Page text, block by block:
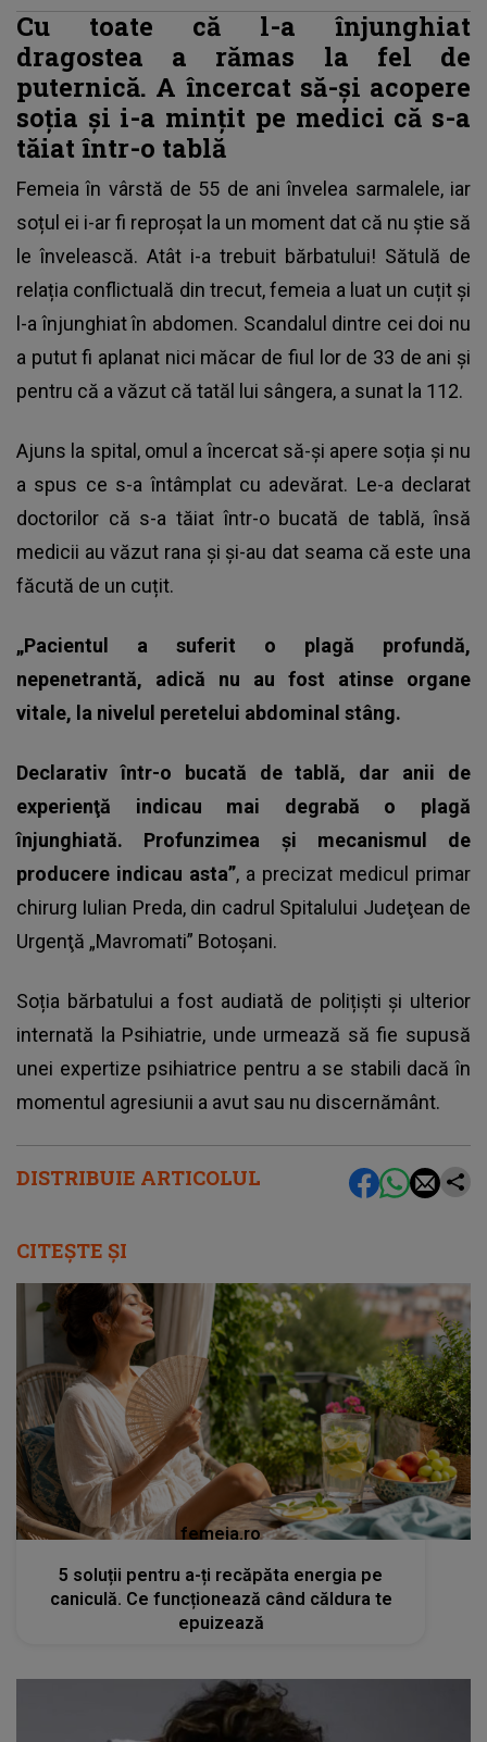
DISTRIBUIE ARTICOLUL
Cu toate că l-a înjunghiat
dragostea a rămas la fel de
puternică. A încercat să-și acopere
soția și i-a mințit pe medici că s-a
tăiat într-o tablă
Femeia în vârstă de 55 de ani învelea sarmalele, iar
soțul ei i-ar fi reproșat la un moment dat că nu știe să
le învelească. Atât i-a trebuit bărbatului! Sătulă de
relația conflictuală din trecut, femeia a luat un cuțit și
l-a înjunghiat în abdomen. Scandalul dintre cei doi nu
a putut fi aplanat nici măcar de fiul lor de 33 de ani și
pentru că a văzut că tatăl lui sângera, a sunat la 112.
Ajuns la spital, omul a încercat să-și apere soția și nu
a spus ce s-a întâmplat cu adevărat. Le-a declarat
doctorilor că s-a tăiat într-o bucată de tablă, însă
medicii au văzut rana și și-au dat seama că este una
făcută de un cuțit.
„Pacientul a suferit o plagă profundă,
nepenetrantă, adică nu au fost atinse organe
vitale, la nivelul peretelui abdominal stâng.
Declarativ într-o bucată de tablă, dar anii de
experienţă indicau mai degrabă o plagă
înjunghiată. Profunzimea şi mecanismul de
producere indicau asta”, a precizat medicul primar
chirurg Iulian Preda, din cadrul Spitalului Judeţean de
Urgenţă „Mavromati” Botoşani.
Soția bărbatului a fost audiată de polițiști și ulterior
internată la Psihiatrie, unde urmează să fie supusă
unei expertize psihiatrice pentru a se stabili dacă în
momentul agresiunii a avut sau nu discernământ.
CITEȘTE ȘI
femeia.ro
5 soluții pentru a-ți recăpăta energia pe
caniculă. Ce funcționează când căldura te
epuizează